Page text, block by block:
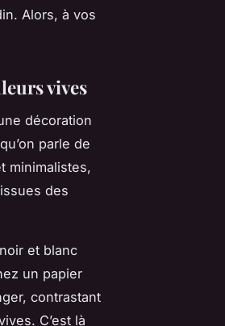
Alors, à vos
vives
décoration
parle de
minimalistes,
issues des
et blanc
un papier
contrastant
C’est là